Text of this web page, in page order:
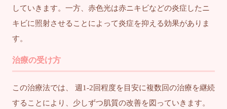
していきます。一方、赤色光は赤ニキビなどの炎症したニ
キビに照射させることによって炎症を抑える効果がありま
す。
治療の受け方
この治療法では、 週1-2回程度を目安に複数回の治療を継続
することにより、少しずつ肌質の改善を図っていきます。